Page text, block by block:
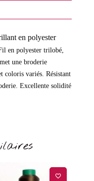
en polyester
en polyester trilobé,
une broderie
coloris variés. Résistant
Excellente solidité